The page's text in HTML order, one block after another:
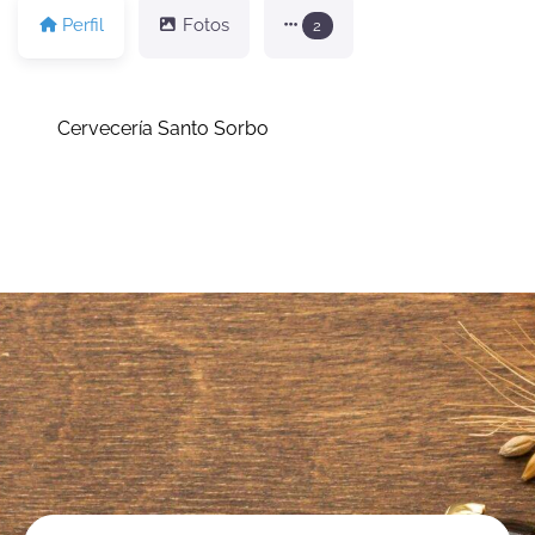
Perfil Fotos 2
Cervecería Santo Sorbo